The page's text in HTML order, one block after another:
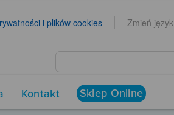
i plików cookies Zmień język
Kontakt Sklep Online